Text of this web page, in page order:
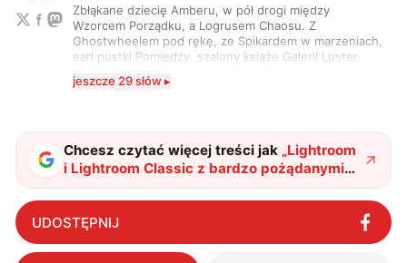
Zbłąkane dziecię Amberu, w pół drogi między
Wzorcem Porządku, a Logrusem Chaosu. Z
Ghostwheelem pod rękę, ze Spikardem w marzeniach,
earl pustki Pomiędzy, szalony książę Galerii Luster,
karta Tarota nakreślona między wtedy, a teraz. A
serio? Pisaniem o szeroko pojętej technice o zajmuję
i gram w gry :)
jeszcze 29 słów ▸
Chcesz czytać więcej treści jak „Lightroom
i Lightroom Classic z bardzo pożądanymi
usprawnieniami"?
UDOSTĘPNIJ